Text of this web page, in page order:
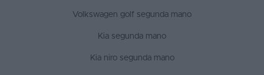
Volkswagen golf segunda mano
Kia segunda mano
Kia niro segunda mano